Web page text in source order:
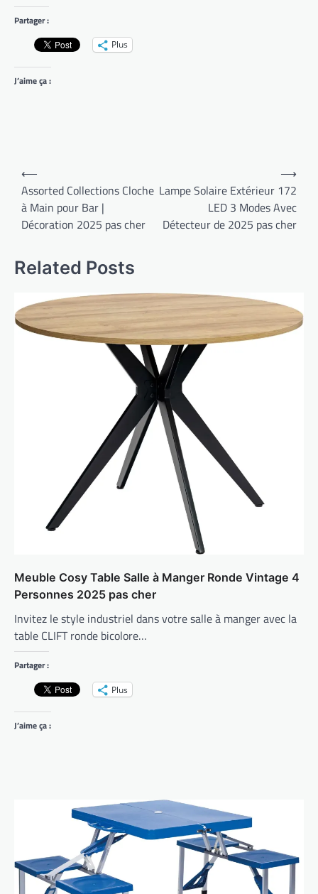
Partager :
Plus
J’aime ça :
Navigation
de
l’article
⟵
Assorted Collections Cloche
à Main pour Bar |
Décoration 2025 pas cher
Lampe Solaire Extérieur 172
LED 3 Modes Avec
Détecteur de 2025 pas cher
⟶
Related Posts
Meuble Cosy Table Salle à Manger Ronde Vintage 4
Personnes 2025 pas cher
Invitez le style industriel dans votre salle à manger avec la
table CLIFT ronde bicolore…
Partager :
Plus
J’aime ça :